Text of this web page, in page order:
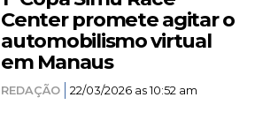
Center promete agitar o
automobilismo virtual
em Manaus
REDAÇÃO 22/03/2026 as 10:52 am